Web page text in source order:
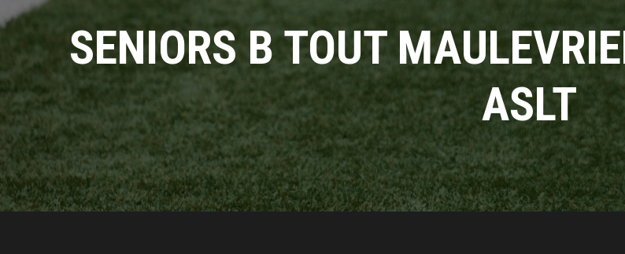
SENIORS B TOUT
ASLT